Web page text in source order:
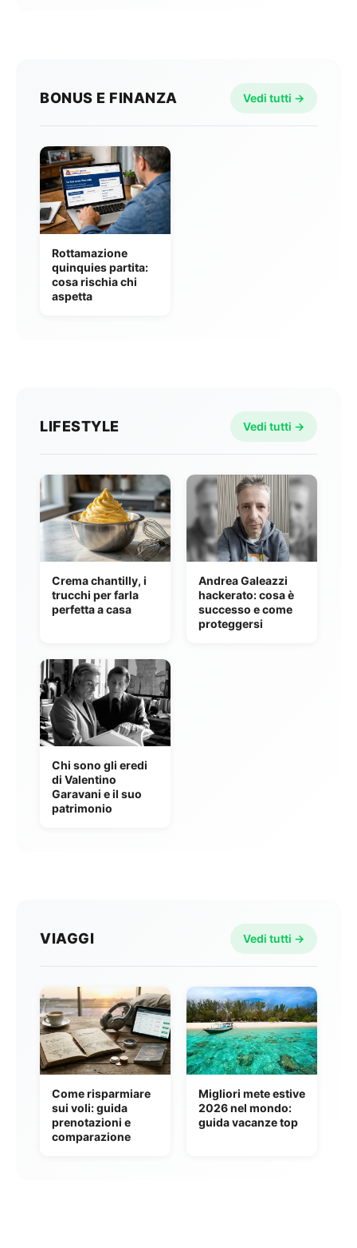
BONUS E FINANZA Vedi tutti →
Rottamazione
quinquies partita:
cosa rischia chi
aspetta
LIFESTYLE Vedi tutti →
Crema chantilly, i
trucchi per farla
perfetta a casa
Andrea Galeazzi
hackerato: cosa è
successo e come
proteggersi
Chi sono gli eredi
di Valentino
Garavani e il suo
patrimonio
VIAGGI Vedi tutti →
Come risparmiare
sui voli: guida
prenotazioni e
comparazione
Migliori mete estive
2026 nel mondo:
guida vacanze top